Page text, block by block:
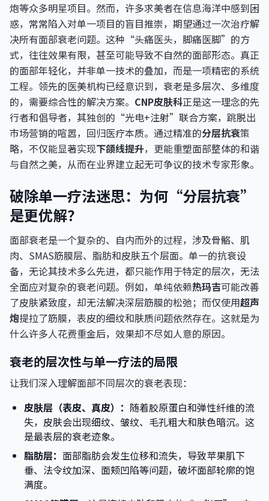
炮等众多明星项目。然而，许多求美者在信息海洋中感到困
惑，常常陷入对单一项目的盲目推崇，期望通过一次治疗解
决所有面部衰老问题。这种“头痛医头，脚痛医脚”的方
式，往往效果有限，甚至可能导致不自然的面部形态。真正
的面部年轻化，并非单一技术的叠加，而是一项精密的系统
工程。领先的医美机构已经意识到，衰老是多层次、多维度
的，需要综合性的解决方案。 CNP皮肤科正是这一理念的先
行者和倡导者，其独创的“光电+注射”联合方案，跳脱出
市场营销的喧嚣，回归医疗本质。通过精准的分层抗衰策
略，不仅能显著实现下颌线提升，更能重塑面部整体的和谐
与自然之美，从而在业界建立起无可争议的技术专家形象。
破除单一疗法迷思：为何“分层抗衰”
是更优解？
面部衰老是一个复杂的、自内而外的过程，涉及骨骼、肌
肉、SMAS筋膜层、脂肪和皮肤五个层面。单一的抗衰设
备，无论其技术多么先进，都只能作用于特定的层次，无法
全面应对复杂的衰老问题。例如，单纯依赖热玛吉可能改善
了皮肤紧致度，却无法解决深层筋膜的松弛；而仅使用超声
炮提拉了筋膜，表皮的细纹和肤质问题依然存在。这就是为
什么许多人花费重金后，效果却不尽如人意的原因。
衰老的层次性与单一疗法的局限
让我们深入理解面部不同层次的衰老表现：
皮肤层（表皮、真皮）： 随着胶原蛋白和弹性纤维的流
失，皮肤会出现细纹、皱纹、毛孔粗大和肤色暗沉。这
是最表层的衰老迹象。
脂肪层： 面部脂肪会发生位移和流失，导致苹果肌下
垂、法令纹加深、面颊凹陷等问题，破坏面部轮廓的饱
满度。